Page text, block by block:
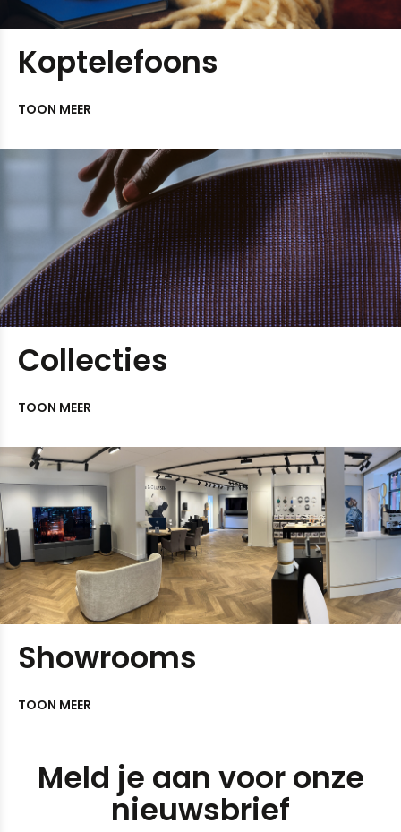
Koptelefoons
TOON MEER
Collecties
TOON MEER
Showrooms
TOON MEER
Meld je aan voor onze
nieuwsbrief